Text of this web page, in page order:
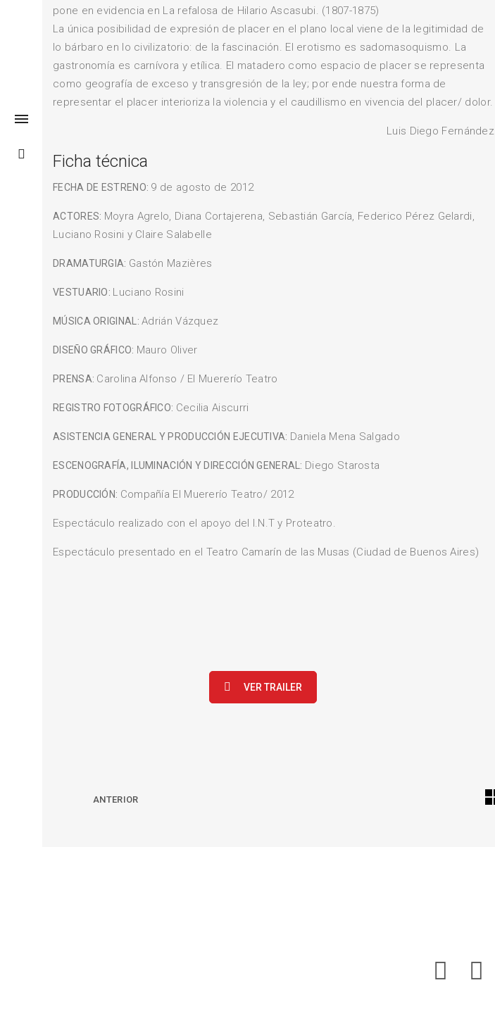
pone en evidencia en La refalosa de Hilario Ascasubi. (1807-1875)
La única posibilidad de expresión de placer en el plano local viene de la legitimidad de
lo bárbaro en lo civilizatorio: de la fascinación. El erotismo es sadomasoquismo. La
gastronomía es carnívora y etílica. El matadero como espacio de placer se representa
como geografía de exceso y transgresión de la ley; por ende nuestra forma de
representar el placer interioriza la violencia y el caudillismo en vivencia del placer/ dolor.
Luis Diego Fernández
Ficha técnica
FECHA DE ESTRENO: 9 de agosto de 2012
ACTORES: Moyra Agrelo, Diana Cortajerena, Sebastián García, Federico Pérez Gelardi,
Luciano Rosini y Claire Salabelle
DRAMATURGIA: Gastón Mazières
VESTUARIO: Luciano Rosini
MÚSICA ORIGINAL: Adrián Vázquez
DISEÑO GRÁFICO: Mauro Oliver
PRENSA: Carolina Alfonso / El Muererío Teatro
REGISTRO FOTOGRÁFICO: Cecilia Aiscurri
ASISTENCIA GENERAL Y PRODUCCIÓN EJECUTIVA: Daniela Mena Salgado
ESCENOGRAFÍA, ILUMINACIÓN Y DIRECCIÓN GENERAL: Diego Starosta
PRODUCCIÓN: Compañía El Muererío Teatro/ 2012
Espectáculo realizado con el apoyo del I.N.T y Proteatro.
Espectáculo presentado en el Teatro Camarín de las Musas (Ciudad de Buenos Aires)
VER TRAILER
ANTERIOR